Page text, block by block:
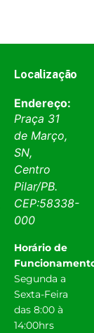
Localização
Endereço:
Praça 31
de Março,
SN,
Centro
Pilar/PB.
CEP:58338-
000
Horário de
Segunda a
Sexta-Feira
das 8:00 à
14:00hrs